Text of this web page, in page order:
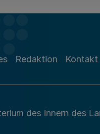
Redaktion Kontakt
des Innern des